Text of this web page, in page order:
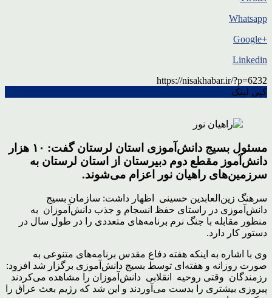
Whatsapp
+Google
Linkedin
https://nisakhabar.ir/?p=6232
کپی لینک
مسئول بسیج دانش‌آموزی استان لرستان گفت: ۱۰ هزار
دانش‌آموز مقطع دوم دبیرستان از استان لرستان به
سرزمین‌های راهیان نور اعزام می‌شوند.
سرهنگ زین‌العابدین حسینی
اظهار داشت: سازمان بسیج
دانش‌آموزی در راستای حفظ انسجام و جذب دانش‌آموزان به
منظور مقابله با جنگ نرم برنامه‌های متعددی را در طول سال در
دستور کار دارد.
وی با اشاره به اینکه هفته دفاع مقدس برنامه‌های متنوعی به
صورت روزانه و هفته‌ای توسط بسیج دانش‌آموزی برگزار شد افزود:
رزمندگان وقتی روحیه انقلابی دانش‌آموزان را مشاهده می‌کردند
پیروزی بیشتری را بدست می‌آوردند و این شد که رژیم بعث عراق را